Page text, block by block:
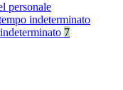
personale
indeterminato
7